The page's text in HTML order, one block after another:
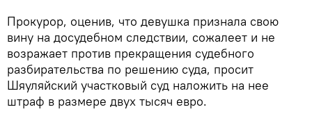
Прокурор, оценив, что девушка признала свою
вину на досудебном следствии, сожалеет и не
возражает против прекращения судебного
разбирательства по решению суда, просит
Шяуляйский участковый суд наложить на нее
штраф в размере двух тысяч евро.